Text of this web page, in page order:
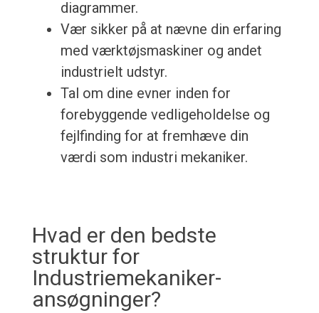
diagrammer.
Vær sikker på at nævne din erfaring
med værktøjsmaskiner og andet
industrielt udstyr.
Tal om dine evner inden for
forebyggende vedligeholdelse og
fejlfinding for at fremhæve din
værdi som industri mekaniker.
Hvad er den bedste
struktur for
Industriemekaniker-
ansøgninger?